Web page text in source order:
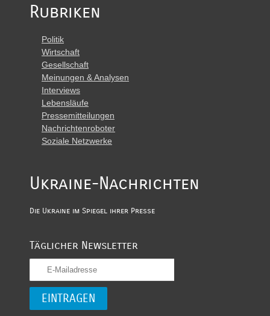
Rubriken
Politik
Wirtschaft
Gesellschaft
Meinungen & Analysen
Interviews
Lebensläufe
Pressemitteilungen
Nachrichtenroboter
Soziale Netzwerke
Ukraine-Nachrichten
Die Ukraine im Spiegel ihrer Presse
Täglicher Newsletter